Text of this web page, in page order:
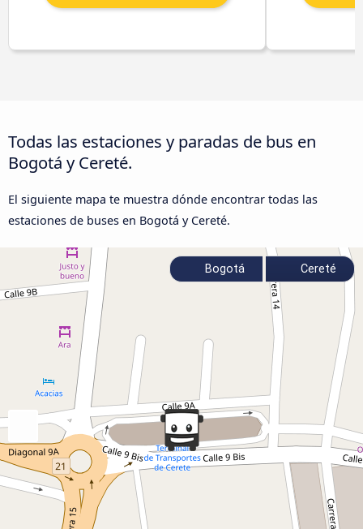
Todas las estaciones y paradas de bus en
Bogotá y Cereté.
El siguiente mapa te muestra dónde encontrar todas las
estaciones de buses en Bogotá y Cereté.
Bogotá Cereté